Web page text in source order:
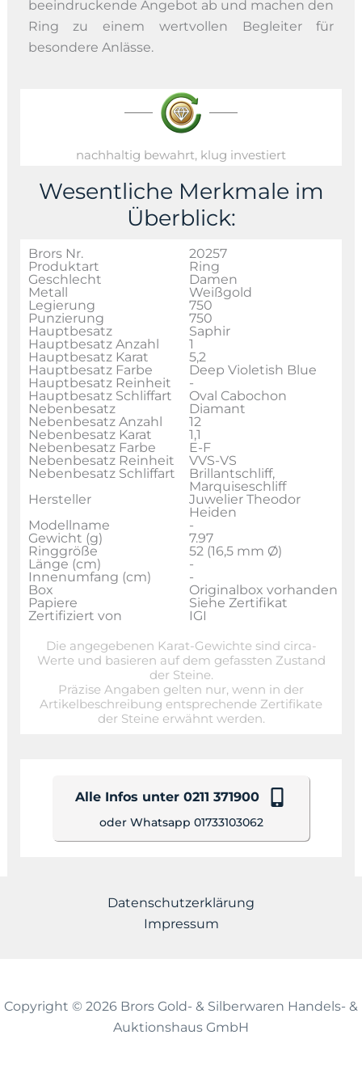
beeindruckende Angebot ab und machen den
Ring zu einem wertvollen Begleiter für
besondere Anlässe.
nachhaltig bewahrt, klug investiert
Wesentliche Merkmale im
Überblick:
Brors Nr.
20257
Produktart
Ring
Geschlecht
Damen
Metall
Weißgold
Legierung
750
Punzierung
750
Hauptbesatz
Saphir
Hauptbesatz Anzahl
1
Hauptbesatz Karat
5,2
Hauptbesatz Farbe
Deep Violetish Blue
Hauptbesatz Reinheit
-
Hauptbesatz Schliffart
Oval Cabochon
Nebenbesatz
Diamant
Nebenbesatz Anzahl
12
Nebenbesatz Karat
1,1
Nebenbesatz Farbe
E-F
Nebenbesatz Reinheit
VVS-VS
Nebenbesatz Schliffart
Brillantschliff,
Marquiseschliff
Hersteller
Juwelier Theodor
Heiden
Modellname
-
Gewicht (g)
7.97
Ringgröße
52 (16,5 mm Ø)
Länge (cm)
-
Innenumfang (cm)
-
Box
Originalbox vorhanden
Papiere
Siehe Zertifikat
Zertifiziert von
IGI
Die angegebenen Karat-Gewichte sind circa-
Werte und basieren auf dem gefassten Zustand
der Steine.
Präzise Angaben gelten nur, wenn in der
Artikelbeschreibung entsprechende Zertifikate
der Steine erwähnt werden.
Alle Infos unter 0211 371900
oder Whatsapp 01733103062
Datenschutzerklärung
Impressum
Copyright © 2026 Brors Gold- & Silberwaren Handels- &
Auktionshaus GmbH